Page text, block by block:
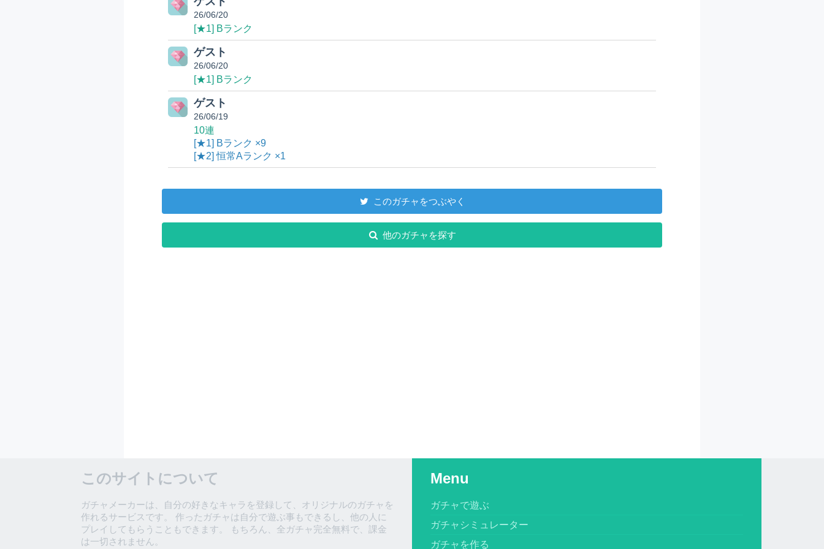
26/06/20
[★1] Bランク
ゲスト
26/06/20
[★1] Bランク
ゲスト
26/06/19
10連
[★1] Bランク ×9
[★2] 恒常Aランク ×1
このガチャをつぶやく
他のガチャを探す
このサイトについて
ガチャメーカーは、自分の好きなキャラを登録して、オリジナルのガチャを
作れるサービスです。 作ったガチャは自分で遊ぶ事もできるし、他の人に
プレイしてもらうこともできます。 もちろん、全ガチャ完全無料で、課金
は一切されません。
Menu
ガチャで遊ぶ
ガチャシミュレーター
ガチャを作る